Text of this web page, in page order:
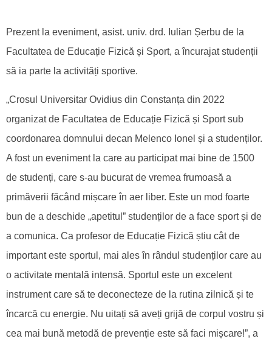
Prezent la eveniment, asist. univ. drd. Iulian Șerbu de la
Facultatea de Educație Fizică și Sport, a încurajat studenții
să ia parte la activități sportive.
„Crosul Universitar Ovidius din Constanța din 2022
organizat de Facultatea de Educație Fizică și Sport sub
coordonarea domnului decan Melenco Ionel și a studenților.
A fost un eveniment la care au participat mai bine de 1500
de studenți, care s-au bucurat de vremea frumoasă a
primăverii făcând mișcare în aer liber. Este un mod foarte
bun de a deschide „apetitul” studenților de a face sport și de
a comunica. Ca profesor de Educație Fizică știu cât de
important este sportul, mai ales în rândul studenților care au
o activitate mentală intensă. Sportul este un excelent
instrument care să te deconecteze de la rutina zilnică și te
încarcă cu energie. Nu uitați să aveți grijă de corpul vostru și
cea mai bună metodă de prevenție este să faci mișcare!”, a